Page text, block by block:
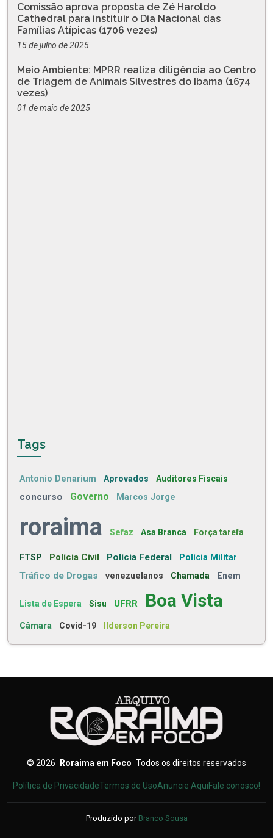
Comissão aprova proposta de Zé Haroldo
Cathedral para instituir o Dia Nacional das
Famílias Atípicas (1706 vezes)
15 de julho de 2025
Meio Ambiente: MPRR realiza diligência ao Centro
de Triagem de Animais Silvestres do Ibama (1674
vezes)
01 de maio de 2025
Tags
Antonio Denarium Aprovados Auditores Fiscais
concurso Governo Marcos Jorge
roraima Sefaz Asa Branca Força tarefa
FTSP Polícia Civil Polícia Federal Polícia Militar
Tráfico de Drogas venezuelanos Chamada Enem
Lista de Espera Sisu UFRR Boa Vista
Câmara Covid-19 Ilderson Pereira
© 2026 Roraima em Foco Todos os direitos reservados
Política de PrivacidadeTermos de UsoAnuncie AquiFale conosco!
Produzido por Branco Sousa